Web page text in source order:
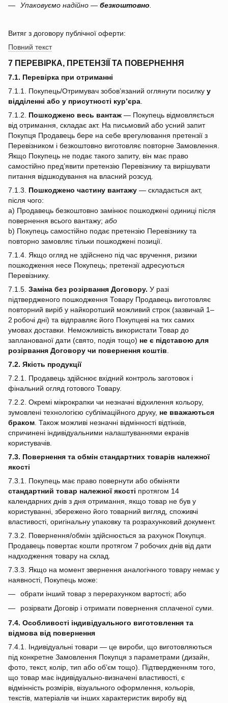
Упаковуємо надійно — безкоштовно
Витяг з договору публічної оферти:
Повний текст
7 ПЕРЕВІРКА, ПРЕТЕНЗІЇ ТА ПОВЕРНЕННЯ
7.1. Перевірка при отриманні
7.1.1. Покупець/Отримувач зобов’язаний оглянути посилку у
відділенні або у присутності кур’єра
7.1.2. Пошкоджено весь вантаж — Покупець відмовляється
від отримання, складає акт. На письмовий або усний запит
Покупця Продавець бере на себе врегулювання претензії з
Перевізником і безкоштовно виготовляє повторне Замовлення.
Якщо Покупець не подає такого запиту, він має право
самостійно пред’явити претензію Перевізнику та вирішувати
питання відшкодування на власний розсуд.
7.1.3. Пошкоджено частину вантажу — складається акт,
після чого:
a) Продавець безкоштовно замінює пошкоджені одиниці після
повернення всього вантажу; або
b) Покупець самостійно подає претензію Перевізнику та
повторно замовляє тільки пошкоджені позиції.
7.1.4. Якщо огляд не здійснено під час вручення, ризики
пошкодження несе Покупець; претензії адресуються
Перевізнику.
7.1.5. Заміна без розірвання Договору. У разі
підтвердженого пошкодження Товару Продавець виготовляє
повторний виріб у найкоротший можливий строк (зазвичай 1–
2 робочі дні) та відправляє його Покупцеві на тих самих
умовах доставки. Неможливість використати Товар до
запланованої дати (свято, подія тощо) не є підставою для
розірвання Договору чи повернення коштів
7.2. Якість продукції
7.2.1. Продавець здійснює вхідний контроль заготовок і
фінальний огляд готового Товару.
7.2.2. Окремі мікрокрапки чи незначні відхилення кольору,
зумовлені технологією сублімаційного друку, не вважаються
браком . Також можливі незначні відмінності відтінків,
спричинені індивідуальними налаштуваннями екранів
користувачів.
7.3. Повернення та обмін стандартних товарів належної
якості
7.3.1. Покупець має право повернути або обміняти
стандартний товар належної якості протягом 14
календарних днів з дня отримання, якщо товар не був у
користуванні, збережено його товарний вигляд, споживчі
властивості, оригінальну упаковку та розрахунковий документ.
7.3.2. Повернення/обмін здійснюється за рахунок Покупця.
Продавець повертає кошти протягом 7 робочих днів від дати
надходження товару на склад.
7.3.3. Якщо на момент звернення аналогічного товару немає у
наявності, Покупець може:
обрати інший товар з перерахунком вартості; або
розірвати Договір і отримати повернення сплаченої суми.
7.4. Особливості індивідуального виготовлення та
відмова від повернення
7.4.1. Індивідуальні товари — це вироби, що виготовляються
під конкретне Замовлення Покупця з параметрами (дизайн,
фото, текст, колір, тип або об’єм тощо). Підтвердженням того,
що товар має індивідуально‑визначені властивості, є
відмінність розмірів, візуального оформлення, кольорів,
текстів, матеріалів чи інших характеристик виробу від